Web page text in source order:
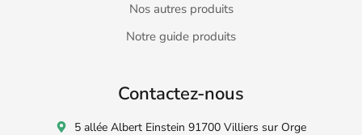
Nos autres produits
Notre guide produits
Contactez-nous
5 allée Albert Einstein 91700 Villiers sur Orge